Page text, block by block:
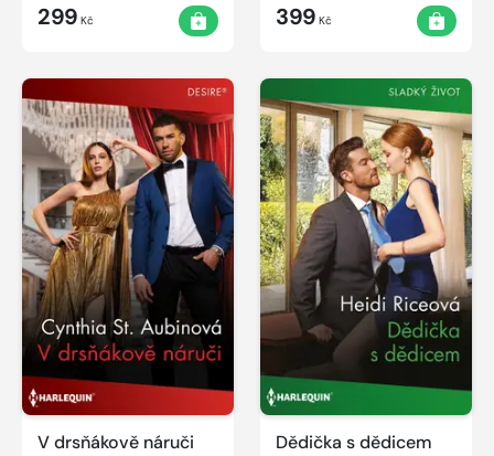
299 Kč 399 Kč
V drsňákově náruči Dědička s dědicem